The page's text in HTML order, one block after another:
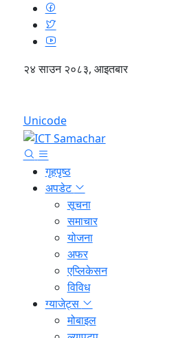
२४ साउन २०८३, आइतबार
Unicode
गृहपृष्ठ
अपडेट
सूचना
समाचार
योजना
अफर
एप्लिकेसन
विविध
ग्याजेट्स
मोबाइल